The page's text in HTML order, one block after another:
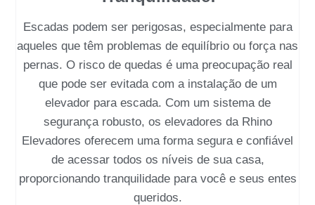
Escadas podem ser perigosas, especialmente para
aqueles que têm problemas de equilíbrio ou força nas
pernas. O risco de quedas é uma preocupação real
que pode ser evitada com a instalação de um
elevador para escada. Com um sistema de
segurança robusto, os elevadores da Rhino
Elevadores oferecem uma forma segura e confiável
de acessar todos os níveis de sua casa,
proporcionando tranquilidade para você e seus entes
queridos.